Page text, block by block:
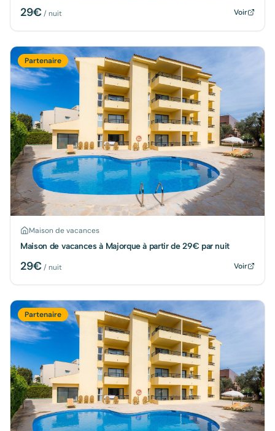
29€/ nuit Voir
Partenaire
Maison de vacances
Maison de vacances à Majorque à partir de 29€ par nuit
29€/ nuit Voir
Partenaire